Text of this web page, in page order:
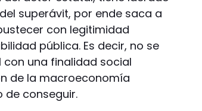
superávit, por ende saca a
con legitimidad
pública. Es decir, no se
una finalidad social
de la macroeconomía
de conseguir.